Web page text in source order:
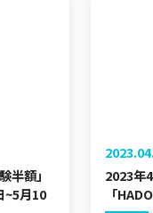
半額」
~5月10
2023年
「